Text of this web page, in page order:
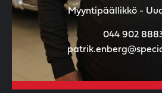
Myyntipäällikkö -
044 902